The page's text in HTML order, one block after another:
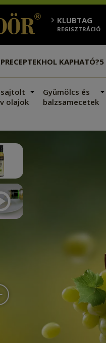
KLUBTAG
REGISZTRÁCIÓ
RECEPTEKHOL KAPHATÓ?5
sajtolt
olajok
Gyümölcs és
balzsamecetek